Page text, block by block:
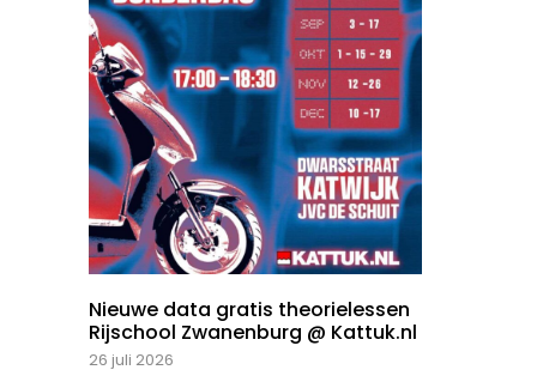
Nieuwe data gratis theorielessen
Rijschool Zwanenburg @ Kattuk.nl
26 juli 2026